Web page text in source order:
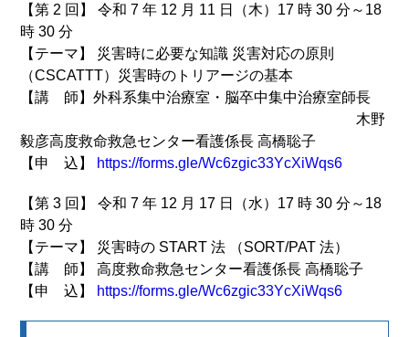
【第 2 回】 令和 7 年 12 月 11 日（木）17 時 30 分～18
時 30 分
【テーマ】 災害時に必要な知識 災害対応の原則
（CSCATTT）災害時のトリアージの基本
【講 師】外科系集中治療室・脳卒中集中治療室師長
木野
毅彦高度救命救急センター看護係長 高橋聡子
【申 込】 https://forms.gle/Wc6zgic33YcXiWqs6
【第 3 回】 令和 7 年 12 月 17 日（水）17 時 30 分～18
時 30 分
【テーマ】 災害時の START 法 （SORT/PAT 法）
【講 師】 高度救命救急センター看護係長 高橋聡子
【申 込】 https://forms.gle/Wc6zgic33YcXiWqs6